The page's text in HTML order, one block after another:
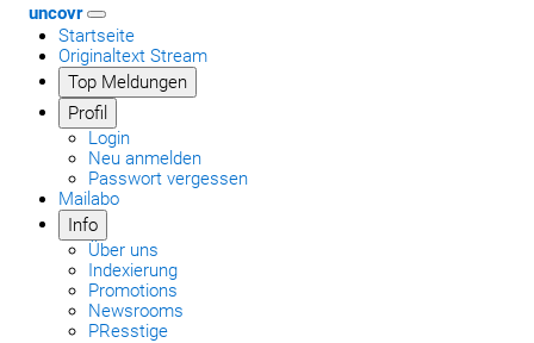
uncovr
Startseite
Originaltext Stream
Top Meldungen
Profil
Login
Neu anmelden
Passwort vergessen
Mailabo
Info
Über uns
Indexierung
Promotions
Newsrooms
PResstige